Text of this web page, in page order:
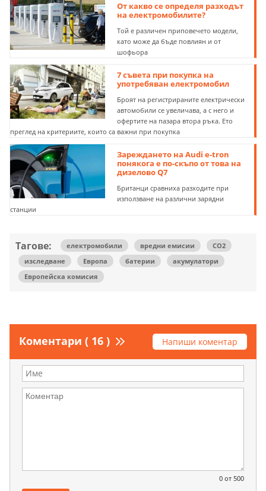
От какво се определя разходът
на електромобилите?
Той е различен приповечето модели,
като може да бъде повлиян и от
шофьора
7 съвета при покупка на
употребяван електромобил
Броят на регистрираните електрически
автомобили се увеличава, а с него и
офертите на пазара втора ръка. Ето
преглед на критериите, които са важни при покупка
Зареждането на Audi e-tron
понякога е по-скъпо от това на
дизелово Q7
Британци сравниха разходите при
използване на различни зарядни
станции
Тагове: електромобили вредни емисии
СО2
изследване
Европа батерии
акумулатори
Европейска комисия
Коментари ( 16 ) Напиши коментар
0 от 500